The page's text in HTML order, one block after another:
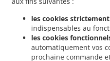
les cookies
indispensables au
les cookies
automatiquement vos
prochaine commande
Indiens Weiler-la-Tour . Livraison de plats
Livraison de plats cuisinés Indiens
Ehlange-sur-Mess
. Livraison de plats
cuisinés Indiens Findel Hamm . Livraison